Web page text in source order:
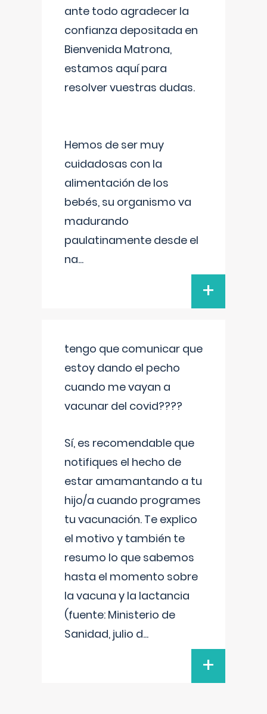
ante todo agradecer la
confianza depositada en
Bienvenida Matrona,
estamos aquí para
resolver vuestras dudas.
Hemos de ser muy
cuidadosas con la
alimentación de los
bebés, su organismo va
madurando
paulatinamente desde el
na...
+
tengo que comunicar que
estoy dando el pecho
cuando me vayan a
vacunar del covid????
Sí, es recomendable que
notifiques el hecho de
estar amamantando a tu
hijo/a cuando programes
tu vacunación. Te explico
el motivo y también te
resumo lo que sabemos
hasta el momento sobre
la vacuna y la lactancia
(fuente: Ministerio de
Sanidad, julio d...
+